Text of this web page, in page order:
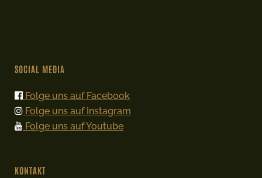
SOCIAL MEDIA
Folge uns auf Facebook
Folge uns auf Instagram
Folge uns auf Youtube
KONTAKT